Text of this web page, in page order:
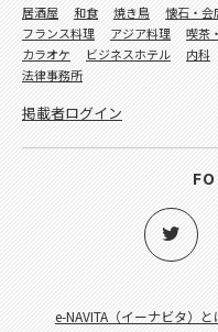
e-NAVITA（イーナビタ）と
居酒屋 和食 焼き鳥 懐石・会
フランス料理
アジア料理 喫茶
カラオケ
ビジネスホテル 内科
法律事務所
掲載者ログイン